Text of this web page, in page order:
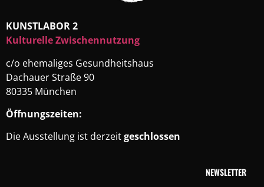
KUNSTLABOR 2
Kulturelle Zwischennutzung
c/o ehemaliges Gesundheitshaus
Dachauer Straße 90
80335 München
Öffnungszeiten:
Die Ausstellung ist derzeitgeschlossen
NEWSLETTER